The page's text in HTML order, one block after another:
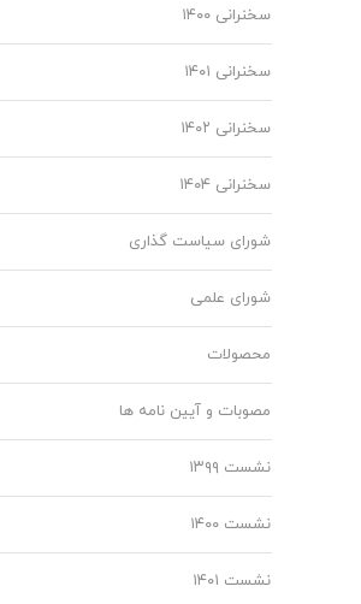
سخنرانی ۱۴۰۰
سخنرانی ۱۴۰۱
سخنرانی ۱۴۰۲
سخنرانی ۱۴۰۴
شورای سیاست گذاری
شورای علمی
محصولات
مصوبات و آیین نامه ها
نشست ۱۳۹۹
نشست ۱۴۰۰
نشست ۱۴۰۱